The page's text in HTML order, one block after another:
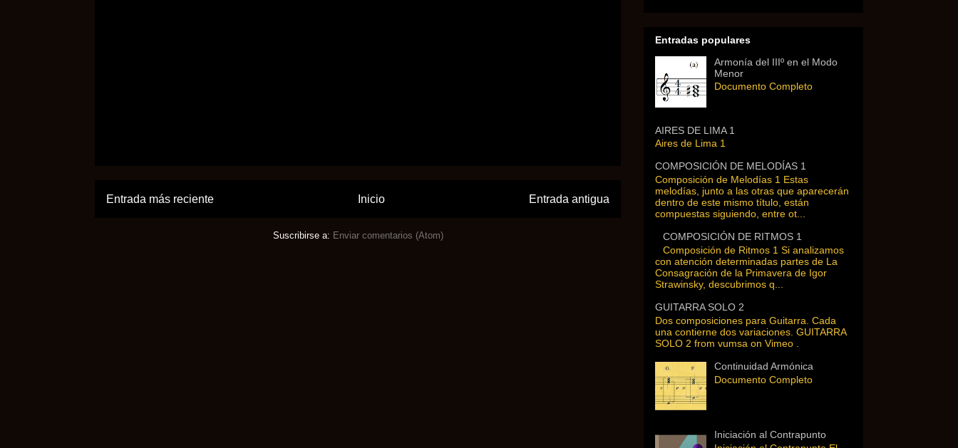
Entrada más reciente Entrada antigua
Inicio
Suscribirse a: Enviar comentarios (Atom)
Entradas populares
Armonía del IIIº en el Modo
Menor
Documento Completo
AIRES DE LIMA 1
Aires de Lima 1
COMPOSICIÓN DE MELODÍAS 1
Composición de Melodías 1 Estas
melodías, junto a las otras que aparecerán
dentro de este mismo título, están
compuestas siguiendo, entre ot...
COMPOSICIÓN DE RITMOS 1
Composición de Ritmos 1 Si analizamos
con atención determinadas partes de La
Consagración de la Primavera de Igor
Strawinsky, descubrimos q...
GUITARRA SOLO 2
Dos composiciones para Guitarra. Cada
una contierne dos variaciones. GUITARRA
SOLO 2 from vumsa on Vimeo .
Continuidad Armónica
Documento Completo
Iniciación al Contrapunto